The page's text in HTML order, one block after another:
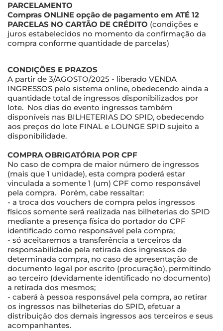
PARCELAMENTO
Compras ONLINE opção de pagamento em ATÉ 12
PARCELAS NO CARTÃO DE CRÉDITO (condições e
juros estabelecidos no momento da confirmação da
compra conforme quantidade de parcelas)
CONDIÇÕES E PRAZOS
A partir de 3/AGOSTO/2025 - liberado VENDA
INGRESSOS pelo sistema online, obedecendo ainda a
quantidade total de ingressos disponibilizados por
lote. Nos dias do evento ingressos também
disponíveis nas BILHETERIAS DO SPID, obedecendo
aos preços do lote FINAL e LOUNGE SPID sujeito a
disponibilidade.
COMPRA OBRIGATÓRIA POR CPF
No caso de compra de maior número de ingressos
(mais que 1 unidade), esta compra poderá estar
vinculada a somente 1 (um) CPF como responsável
pela compra. Porém, cabe ressaltar:
- a troca dos vouchers de compra pelos ingressos
físicos somente será realizada nas bilheterias do SPID
mediante a presença física do portador do CPF
identificado como responsável pela compra;
- só aceitaremos a transferência a terceiros da
responsabilidade pela retirada dos ingressos de
determinada compra, no caso de apresentação de
documento legal por escrito (procuração), permitindo
ao terceiro (devidamente identificado no documento)
a retirada dos mesmos;
- caberá à pessoa responsável pela compra, ao retirar
os ingressos nas bilheterias do SPID, efetuar a
distribuição dos demais ingressos aos terceiros e seus
acompanhantes.